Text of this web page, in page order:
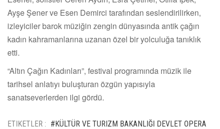
Ayşe Şener ve Esen Demirci tarafından seslendirilirken,
izleyiciler barok müziğin zengin dünyasında antik çağın
kadın kahramanlarına uzanan özel bir yolculuğa tanıklık
etti.
“Altın Çağın Kadınları”, festival programında müzik ile
tarihsel anlatıyı buluşturan özgün yapısıyla
sanatseverlerden ilgi gördü.
ETIKETLER : #KÜLTÜR VE TURIZM BAKANLIĞI DEVLET OPERA